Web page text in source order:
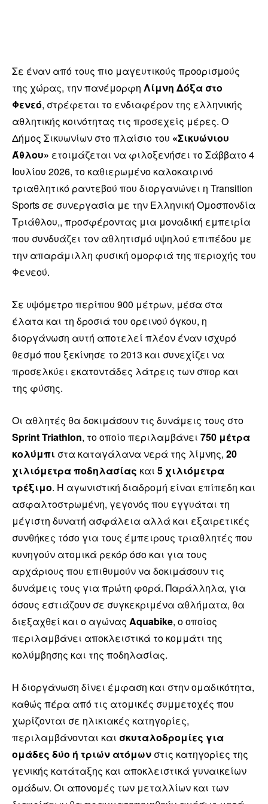
Σε έναν από τους πιο μαγευτικούς προορισμούς
της χώρας, την πανέμορφη Λίμνη Δόξα στο
Φενεό, στρέφεται το ενδιαφέρον της ελληνικής
αθλητικής κοινότητας τις προσεχείς μέρες. Ο
Δήμος Σικυωνίων στο πλαίσιο του «Σικυώνιου
Άθλου» ετοιμάζεται να φιλοξενήσει το Σάββατο 4
Ιουλίου 2026, το καθιερωμένο καλοκαιρινό
τριαθλητικό ραντεβού που διοργανώνει η Transition
Sports σε συνεργασία με την Ελληνική Ομοσπονδία
Τριάθλου,, προσφέροντας μια μοναδική εμπειρία
που συνδυάζει τον αθλητισμό υψηλού επιπέδου με
την απαράμιλλη φυσική ομορφιά της περιοχής του
Φενεού.
Σε υψόμετρο περίπου 900 μέτρων, μέσα στα
έλατα και τη δροσιά του ορεινού όγκου, η
διοργάνωση αυτή αποτελεί πλέον έναν ισχυρό
θεσμό που ξεκίνησε το 2013 και συνεχίζει να
προσελκύει εκατοντάδες λάτρεις των σπορ και
της φύσης.
Οι αθλητές θα δοκιμάσουν τις δυνάμεις τους στο
Sprint Triathlon, το οποίο περιλαμβάνει 750 μέτρα
κολύμπι στα καταγάλανα νερά της λίμνης, 20
χιλιόμετρα ποδηλασίας και 5 χιλιόμετρα
τρέξιμο. Η αγωνιστική διαδρομή είναι επίπεδη και
ασφαλτοστρωμένη, γεγονός που εγγυάται τη
μέγιστη δυνατή ασφάλεια αλλά και εξαιρετικές
συνθήκες τόσο για τους έμπειρους τριαθλητές που
κυνηγούν ατομικά ρεκόρ όσο και για τους
αρχάριους που επιθυμούν να δοκιμάσουν τις
δυνάμεις τους για πρώτη φορά. Παράλληλα, για
όσους εστιάζουν σε συγκεκριμένα αθλήματα, θα
διεξαχθεί και ο αγώνας Aquabike, ο οποίος
περιλαμβάνει αποκλειστικά το κομμάτι της
κολύμβησης και της ποδηλασίας.
Η διοργάνωση δίνει έμφαση και στην ομαδικότητα,
καθώς πέρα από τις ατομικές συμμετοχές που
χωρίζονται σε ηλικιακές κατηγορίες,
περιλαμβάνονται και σκυταλοδρομίες για
ομάδες δύο ή τριών ατόμων στις κατηγορίες της
γενικής κατάταξης και αποκλειστικά γυναικείων
ομάδων. Οι απονομές των μεταλλίων και των